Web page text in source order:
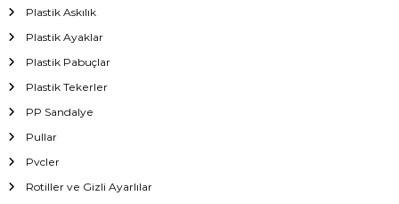
Plastik Askılık
Plastik Ayaklar
Plastik Pabuçlar
Plastik Tekerler
PP Sandalye
Pullar
Pvcler
Rotiller ve Gizli Ayarlılar